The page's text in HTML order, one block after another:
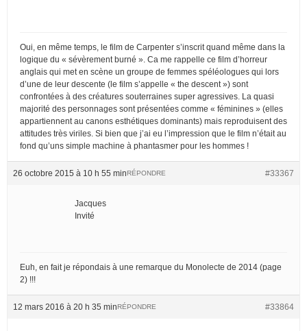
Oui, en même temps, le film de Carpenter s’inscrit quand même dans la
logique du « sévèrement burné ». Ca me rappelle ce film d’horreur
anglais qui met en scène un groupe de femmes spéléologues qui lors
d’une de leur descente (le film s’appelle « the descent ») sont
confrontées à des créatures souterraines super agressives. La quasi
majorité des personnages sont présentées comme « féminines » (elles
appartiennent au canons esthétiques dominants) mais reproduisent des
attitudes très viriles. Si bien que j’ai eu l’impression que le film n’était au
fond qu’uns simple machine à phantasmer pour les hommes !
26 octobre 2015 à 10 h 55 min #33367
RÉPONDRE
Jacques
Invité
Euh, en fait je répondais à une remarque du Monolecte de 2014 (page
2) !!!
12 mars 2016 à 20 h 35 min #33864
RÉPONDRE